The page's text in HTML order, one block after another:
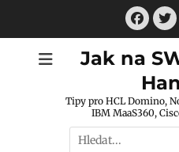
Jak na
Tipy pro HCL Domino,
IBM MaaS360,
Hledat: